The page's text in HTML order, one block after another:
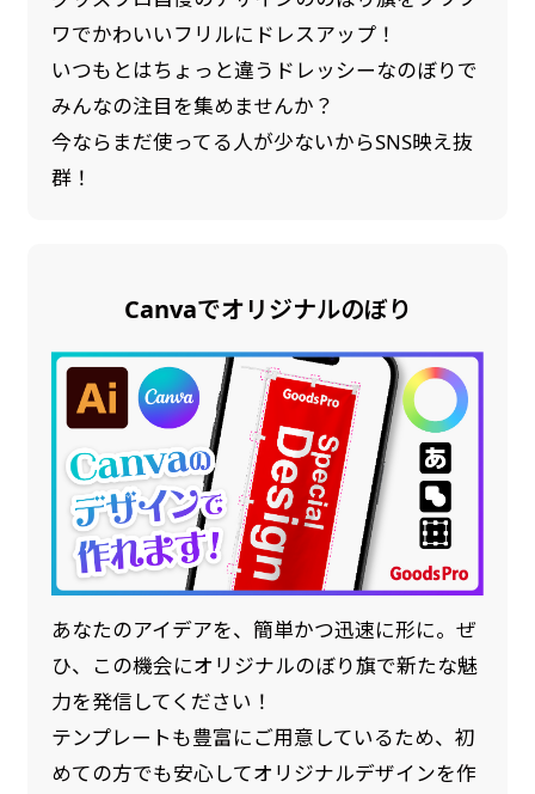
ワでかわいいフリルにドレスアップ！
いつもとはちょっと違うドレッシーなのぼりで
みんなの注目を集めませんか？
今ならまだ使ってる人が少ないからSNS映え抜
群！
Canvaでオリジナルのぼり
あなたのアイデアを、簡単かつ迅速に形に。ぜ
ひ、この機会にオリジナルのぼり旗で新たな魅
力を発信してください！
テンプレートも豊富にご用意しているため、初
めての方でも安心してオリジナルデザインを作